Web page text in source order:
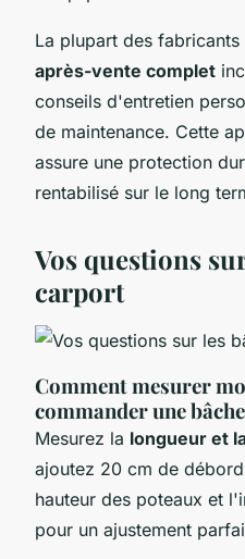
La plupart des
après-vente complet
conseils d'entretien
de maintenance. Cette
assure une protection
rentabilisé sur le long
Vos questions
carport
Comment mesurer
commander une
Mesurez la longueur et
ajoutez 20 cm de
hauteur des poteaux et
pour un ajustement